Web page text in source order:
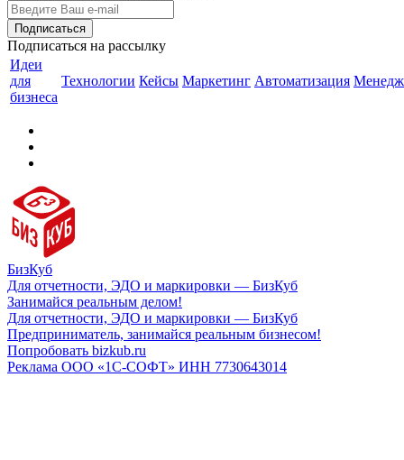
Подписаться на рассылку
Идеи
для
бизнеса
Технологии Кейсы Маркетинг Автоматизация
БизКуб
Для отчетности, ЭДО и маркировки — БизКуб
Занимайся реальным делом!
Для отчетности, ЭДО и маркировки — БизКуб
Предприниматель, занимайся реальным бизнесом!
Попробовать bizkub.ru
Реклама ООО «1С-СОФТ» ИНН 7730643014